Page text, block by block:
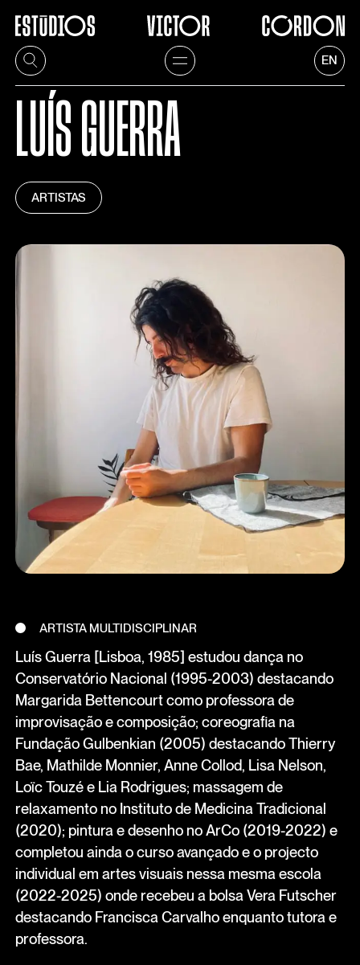
EN
LUÍS GUERRA
ARTISTAS
ARTISTA MULTIDISCIPLINAR
Luís Guerra [Lisboa, 1985] estudou dança no
Conservatório Nacional (1995-2003) destacando
Margarida Bettencourt como professora de
improvisação e composição; coreografia na
Fundação Gulbenkian (2005) destacando Thierry
Bae, Mathilde Monnier, Anne Collod, Lisa Nelson,
Loïc Touzé e Lia Rodrigues; massagem de
relaxamento no Instituto de Medicina Tradicional
(2020); pintura e desenho no ArCo (2019-2022) e
completou ainda o curso avançado e o projecto
individual em artes visuais nessa mesma escola
(2022-2025) onde recebeu a bolsa Vera Futscher
destacando Francisca Carvalho enquanto tutora e
professora.